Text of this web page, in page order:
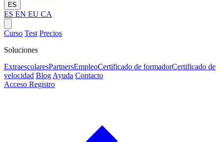
ES
ES EN EU CA
Curso Test Precios
Soluciones
ExtraescolaresPartnersEmpleoCertificado de formadorCertificado de
velocidad Blog Ayuda Contacto
Acceso Registro